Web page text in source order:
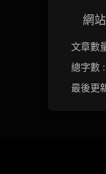
網
文章數
總字數 :
最後更